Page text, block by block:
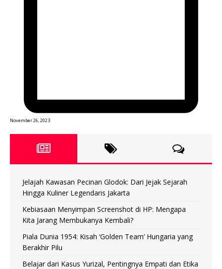
November 26, 2023
Jelajah Kawasan Pecinan Glodok: Dari Jejak Sejarah
Hingga Kuliner Legendaris Jakarta
Kebiasaan Menyimpan Screenshot di HP: Mengapa
Kita Jarang Membukanya Kembali?
Piala Dunia 1954: Kisah ‘Golden Team’ Hungaria yang
Berakhir Pilu
Belajar dari Kasus Yurizal, Pentingnya Empati dan Etika